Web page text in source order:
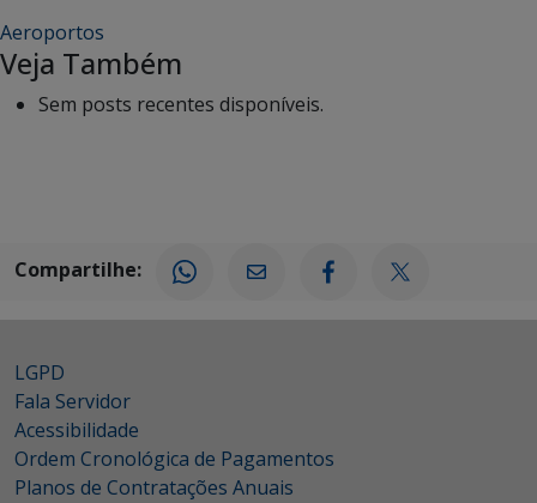
Aeroportos
Veja Também
Sem posts recentes disponíveis.
Compartilhe:
LGPD
Fala Servidor
Acessibilidade
Ordem Cronológica de Pagamentos
Planos de Contratações Anuais